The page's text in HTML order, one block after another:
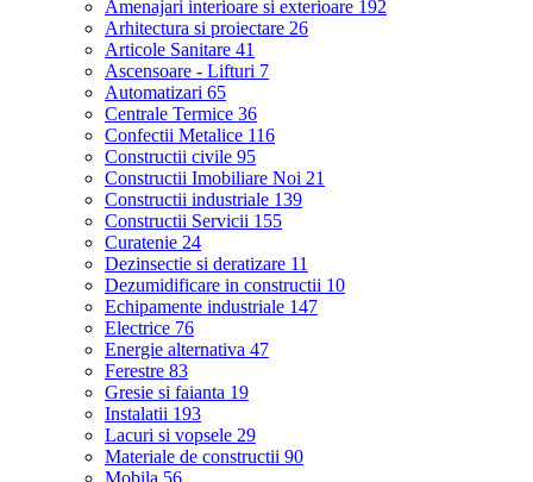
Amenajari interioare si exterioare 192
Arhitectura si proiectare 26
Articole Sanitare 41
Ascensoare - Lifturi 7
Automatizari 65
Centrale Termice 36
Confectii Metalice 116
Constructii civile 95
Constructii Imobiliare Noi 21
Constructii industriale 139
Constructii Servicii 155
Curatenie 24
Dezinsectie si deratizare 11
Dezumidificare in constructii 10
Echipamente industriale 147
Electrice 76
Energie alternativa 47
Ferestre 83
Gresie si faianta 19
Instalatii 193
Lacuri si vopsele 29
Materiale de constructii 90
Mobila 56